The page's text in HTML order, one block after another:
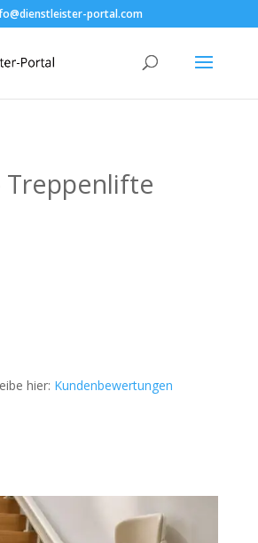
portal.com
Treppenlifte
hier: Kundenbewertungen